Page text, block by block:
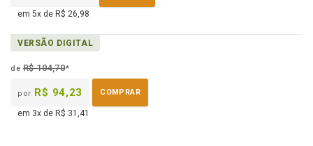
em 5x de R$ 26,98
VERSÃO DIGITAL
deR$ 104,70*
por R$ 94,23 COMPRAR
em 3x de R$ 31,41